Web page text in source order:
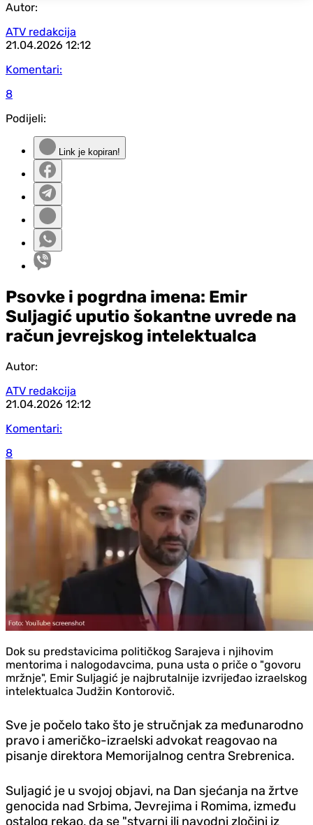
Autor:
ATV redakcija
21.04.2026 12:12
Komentari:
8
Podijeli:
Link je kopiran!
Psovke i pogrdna imena: Emir
Suljagić uputio šokantne uvrede na
račun jevrejskog intelektualca
Autor:
ATV redakcija
21.04.2026 12:12
Komentari:
8
Dok su predstavicima političkog Sarajeva i njihovim
mentorima i nalogodavcima, puna usta o priče o "govoru
mržnje", Emir Suljagić je najbrutalnije izvrijeđao izraelskog
intelektualca Judžin Kontorovič.
Sve je počelo tako što je stručnjak za međunarodno
pravo i američko-izraelski advokat reagovao na
pisanje direktora Memorijalnog centra Srebrenica.
Suljagić je u svojoj objavi, na Dan sjećanja na žrtve
genocida nad Srbima, Jevrejima i Romima, između
ostalog rekao, da se "stvarni ili navodni zločini iz